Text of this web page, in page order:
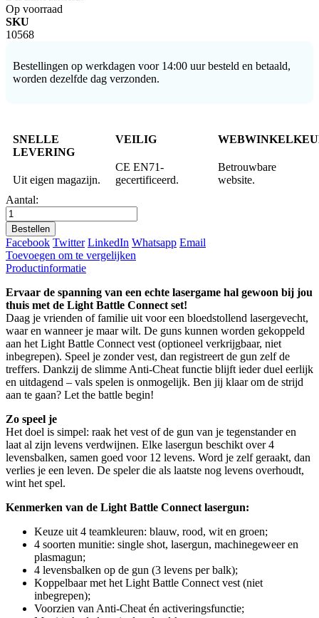
Op voorraad
SKU
10568
Bestellingen op werkdagen voor 14:00 uur besteld en betaald,
worden dezelfde dag verzonden.
SNELLE
LEVERING
Uit eigen magazijn.
VEILIG
CE EN71-
gecertificeerd.
Betrouwbare
website.
Aantal:
Bestellen
Facebook Twitter LinkedIn Whatsapp Email
Toevoegen om te vergelijken
Productinformatie
Ervaar de spanning van een echte lasergame hal gewoon bij jou
thuis met de Light Battle Connect set!
Daag je vrienden of familie uit voor een bloedstollend lasergevecht,
waar en wanneer je maar wilt. De guns kunnen worden gekoppeld
aan het Light Battle Connect vest (optioneel verkrijgbaar, niet
inbegrepen). Speel je zonder vest, dan registreert de gun zelf de
treffers. Dankzij de slimme Anti-Cheat functie blijft ieder duel eerlijk
en uitdagend – vals spelen is onmogelijk. Ben jij klaar om de strijd
aan te gaan? Let the battle begin!
Zo speel je
Het doel is simpel: raak het vest of de gun van je tegenstander en
laat al zijn levens verdwijnen. Elke lasergun beschikt over 4
levensbalken, samen goed voor 12 levens. Word je zelf geraakt, dan
verlies je een leven. De speler die als laatste nog levens overhoudt,
wint het spel.
Kenmerken van de Light Battle Connect lasergun:
Keuze uit 4 teamkleuren: blauw, rood, wit en groen;
4 soorten munitie: single shot, lasergun, machinegeweer en
plasmagun;
4 levensbalken op de gun (3 levens per balk);
Koppelbaar met het Light Battle Connect vest (niet
inbegrepen);
Voorzien van Anti-Cheat én activeringsfunctie;